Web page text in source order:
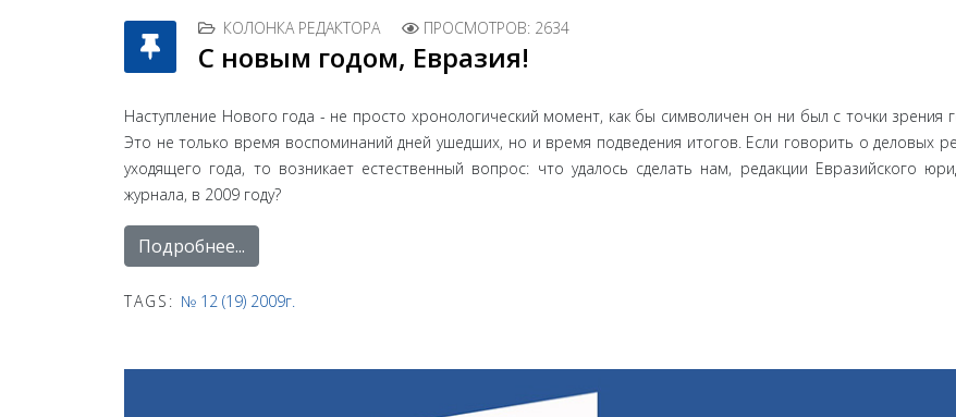
КОЛОНКА РЕДАКТОРА ПРОСМОТРОВ: 2634
С новым годом, Евразия!
Наступление Нового года - не просто хронологический момент, как бы символичен он ни был с точки зрения
Это не только время воспоминаний дней ушедших, но и время подведения итогов. Если говорить о деловых
уходящего года, то возникает естественный вопрос: что удалось сделать нам, редакции Евразийского
журнала, в 2009 году?
Подробнее...
TAGS: № 12 (19) 2009г.